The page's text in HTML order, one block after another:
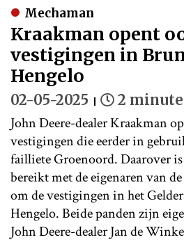
Mechaman
Kraakman opent
vestigingen in
Hengelo
02-05-2025 2
John Deere-dealer Kraakman
vestigingen die eerder in
failliete Groenoord. Daarover
bereikt met de eigenaren van
om de vestigingen in het
Hengelo. Beide panden zijn
John Deere-dealer Jan de